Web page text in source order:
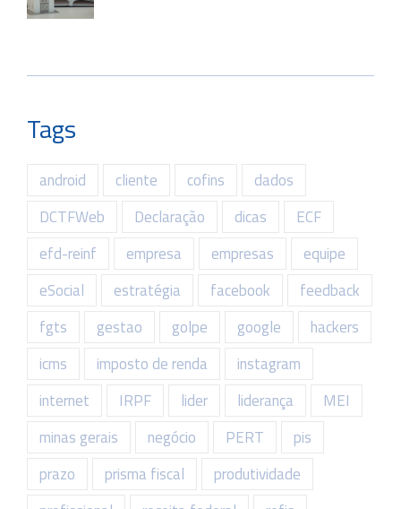
Tags
android cliente cofins
dados
DCTFWeb
Declaração dicas
ECF
efd-reinf
empresa empresas
equipe
eSocial
estratégia facebook
feedback
fgts
gestao golpe google
hackers
icms
imposto de renda
instagram
internet
IRPF lider liderança
MEI
minas gerais
negócio PERT
pis
prazo
prisma fiscal
produtividade